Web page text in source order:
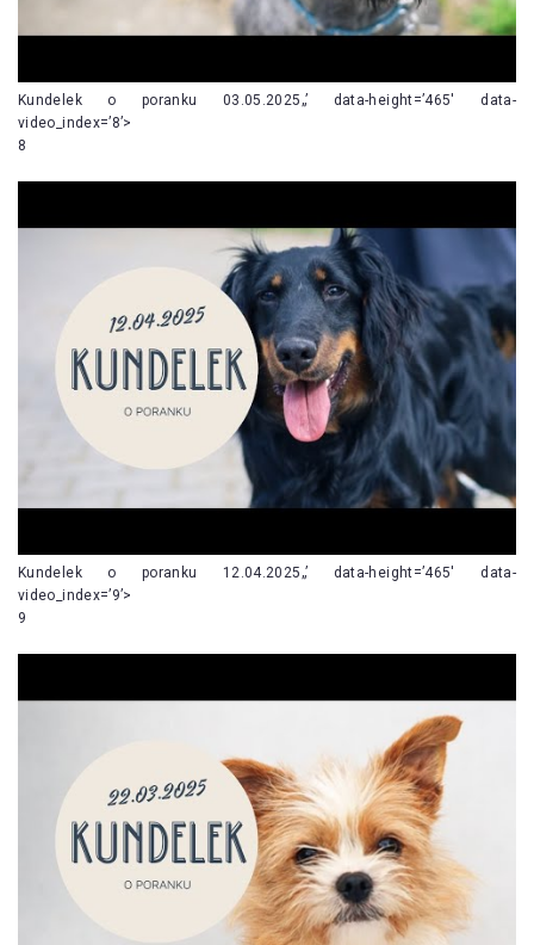
Kundelek o poranku 03.05.2025„’ data-height=’465′ data-
video_index=’8’>
8
Kundelek o poranku 12.04.2025„’ data-height=’465′ data-
video_index=’9’>
9